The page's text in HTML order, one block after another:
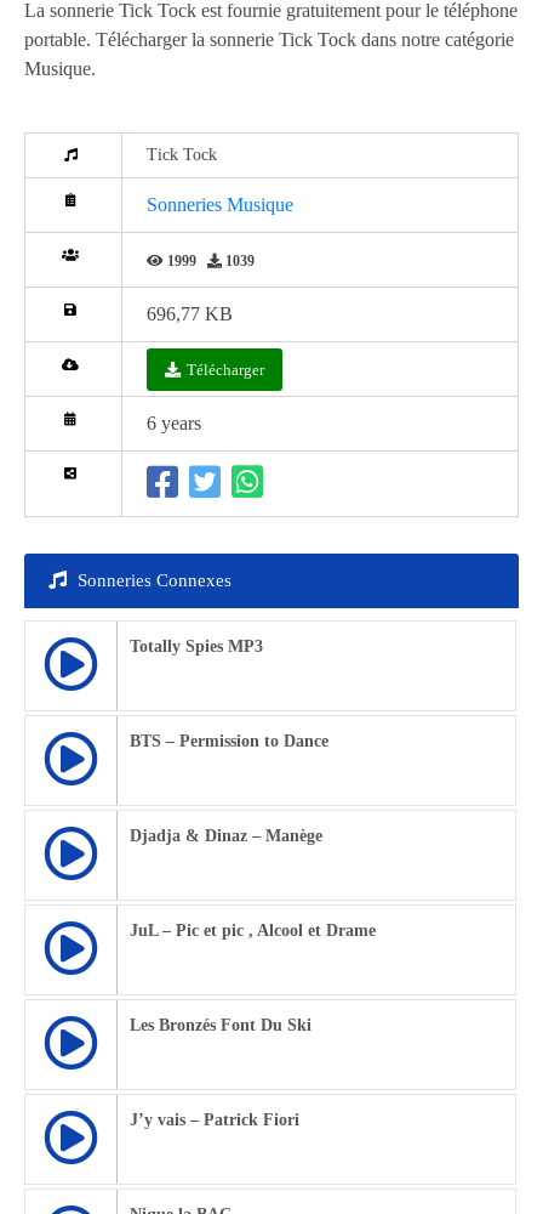
La sonnerie Tick Tock est fournie gratuitement pour le téléphone
portable. Télécharger la sonnerie Tick Tock dans notre catégorie
Musique.
Tick Tock
Sonneries Musique
1999 1039
696,77 KB
Télécharger
6 years
Sonneries Connexes
Totally Spies MP3
BTS – Permission to Dance
Djadja & Dinaz – Manège
JuL – Pic et pic , Alcool et Drame
Les Bronzés Font Du Ski
J’y vais – Patrick Fiori